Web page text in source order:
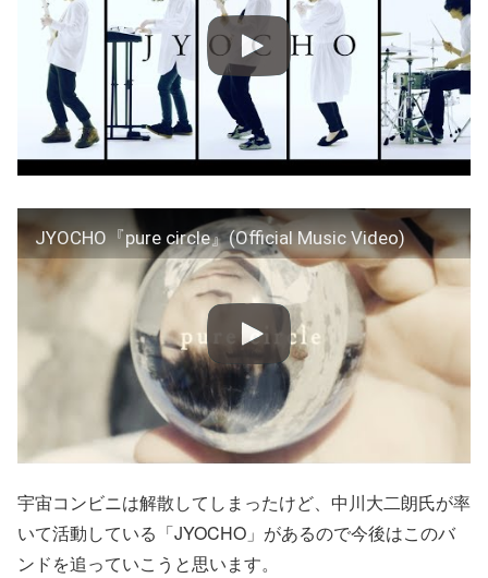
JYOCHO『pure circle』(Official Music Video)
宇宙コンビニは解散してしまったけど、中川大二朗氏が率
いて活動している「JYOCHO」があるので今後はこのバ
ンドを追っていこうと思います。